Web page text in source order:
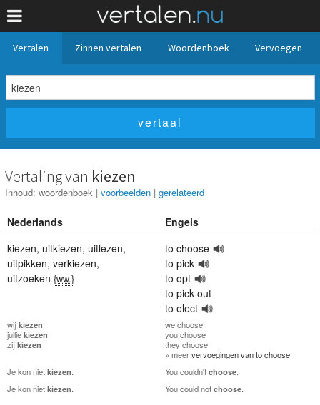
Vertalen Zinnen vertalen Woordenboek Vervoegen
Vertaling van kiezen
Inhoud: woordenboek | voorbeelden | gerelateerd
Nederlands
Engels
kiezen, uitkiezen, uitlezen,
uitpikken, verkiezen,
uitzoeken {ww.}
to choose
to pick
to opt
to pick out
to elect
wijkiezen
julliekiezen
zijkiezen
wechoose
youchoose
they choose
» meervervoegingen van to choose
Je kon nietkiezen You couldn'tchoose
Je kon nietkiezen You could notchoose